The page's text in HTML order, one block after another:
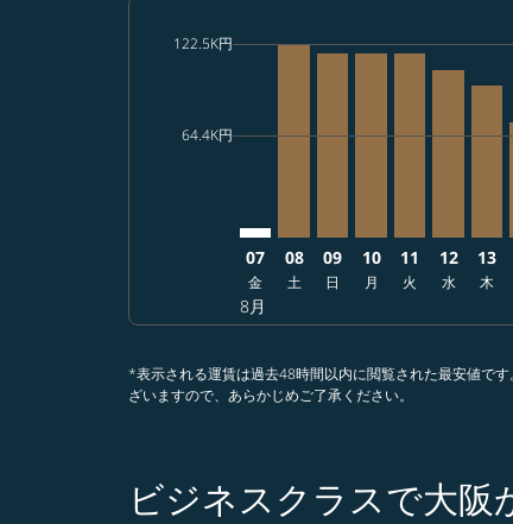
64.4K円 cmp-daily-histogram-bars-legend-min-
122.5K円
Displaying fares for 8月-2026
KIX–TPE: cmp-view-offers-
07
金
8月
KIX–TPE, 2026/08/08 –
08
土
KIX–TPE, 2026/08/09
09
日
KIX–TPE, 2026/
10
月
KIX–TPE,
11
火
12
水
13
木
*表示される運賃は過去48時間以内に閲覧された最安値で
ざいますので、あらかじめご了承ください。
ビジネスクラスで大阪